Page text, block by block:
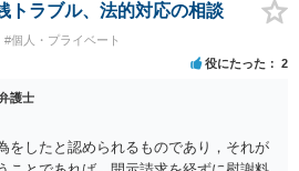
に思われます。 相手を特定できた場
を負担させることは可能でしょうか？ →
ば負担させることができるでしょう。
実際の弁護士費用が認められる場合と認
いえないところでしょう。
トラブル、法的対応の相談
#個人・プライベート
役にたった 2
護士
をしたと認められるものであり，それが